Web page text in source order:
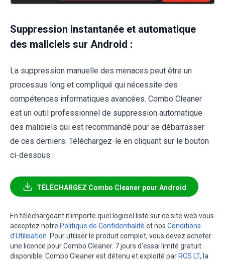
Suppression instantanée et automatique
des maliciels sur Android :
La suppression manuelle des menaces peut être un
processus long et compliqué qui nécessite des
compétences informatiques avancées. Combo Cleaner
est un outil professionnel de suppression automatique
des maliciels qui est recommandé pour se débarrasser
de ces derniers. Téléchargez-le en cliquant sur le bouton
ci-dessous :
TÉLÉCHARGEZ Combo Cleaner pour Android
En téléchargeant n'importe quel logiciel listé sur ce site web vous
acceptez notre Politique de Confidentialité et nos Conditions
d’Utilisation. Pour utiliser le produit complet, vous devez acheter
une licence pour Combo Cleaner. 7 jours d’essai limité gratuit
disponible. Combo Cleaner est détenu et exploité par RCS LT, la